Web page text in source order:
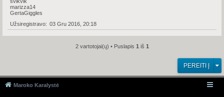
marizza14
GertaGiggles
Užsiregistravo
03 Gru 2016, 20:18
2 vartotojai(ų) • Puslapis 1 iš 1
PEREITI Į
Maroko Karalystė